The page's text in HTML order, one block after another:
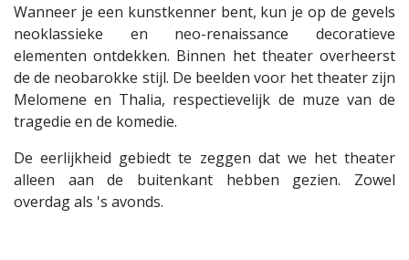
Wanneer je een kunstkenner bent, kun je op de gevels
neoklassieke en neo-renaissance decoratieve
elementen ontdekken. Binnen het theater overheerst
de de neobarokke stijl. De beelden voor het theater zijn
Melomene en Thalia, respectievelijk de muze van de
tragedie en de komedie.
De eerlijkheid gebiedt te zeggen dat we het theater
alleen aan de buitenkant hebben gezien. Zowel
overdag als 's avonds.